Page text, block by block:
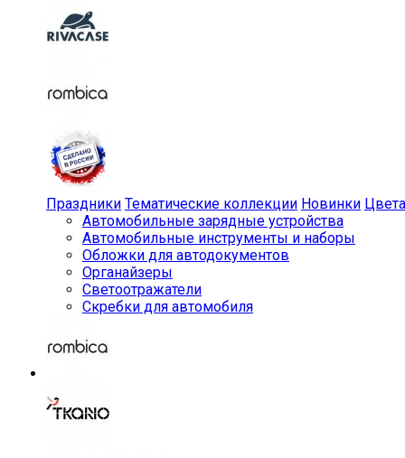
Праздники Тематические коллекции Новинки Цвета
Автомобильные зарядные устройства
Автомобильные инструменты и наборы
Обложки для автодокументов
Органайзеры
Светоотражатели
Скребки для автомобиля